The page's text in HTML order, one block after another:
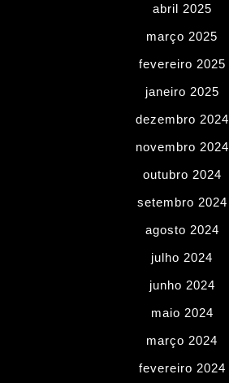
abril 2025
março 2025
fevereiro 2025
janeiro 2025
dezembro 2024
novembro 2024
outubro 2024
setembro 2024
agosto 2024
julho 2024
junho 2024
maio 2024
março 2024
fevereiro 2024